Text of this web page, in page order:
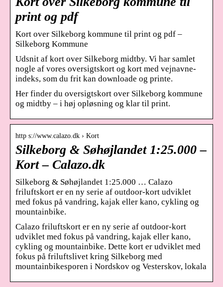
print og pdf
Kort over Silkeborg kommune til print og pdf –
Silkeborg Kommune
Udsnit af kort over Silkeborg midtby. Vi har samlet
nogle af vores oversigtskort og kort med vejnavne-
indeks, som du frit kan downloade og printe.
Her finder du oversigtskort over Silkeborg kommune
og midtby – i høj opløsning og klar til print.
http s://www.calazo.dk › Kort
Silkeborg & Søhøjlandet 1:25.000 –
Kort – Calazo.dk
Silkeborg & Søhøjlandet 1:25.000 … Calazo
friluftskort er en ny serie af outdoor-kort udviklet
med fokus på vandring, kajak eller kano, cykling og
mountainbike.
Calazo friluftskort er en ny serie af outdoor-kort
udviklet med fokus på vandring, kajak eller kano,
cykling og mountainbike. Dette kort er udviklet med
fokus på friluftslivet kring Silkeborg med
mountainbikesporen i Nordskov og Vesterskov, lokala